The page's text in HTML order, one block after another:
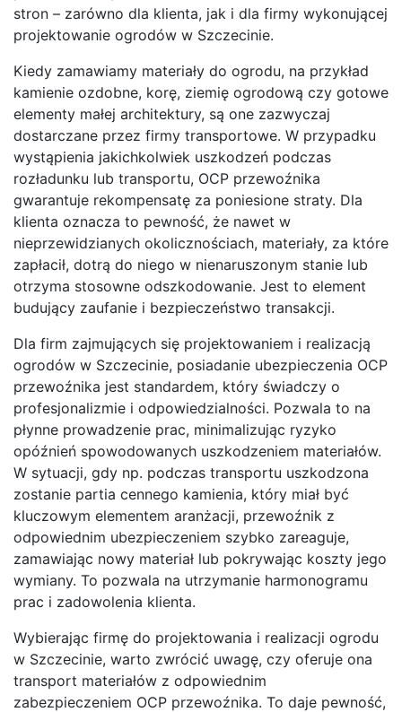
stron – zarówno dla klienta, jak i dla firmy wykonującej
projektowanie ogrodów w Szczecinie.
Kiedy zamawiamy materiały do ogrodu, na przykład
kamienie ozdobne, korę, ziemię ogrodową czy gotowe
elementy małej architektury, są one zazwyczaj
dostarczane przez firmy transportowe. W przypadku
wystąpienia jakichkolwiek uszkodzeń podczas
rozładunku lub transportu, OCP przewoźnika
gwarantuje rekompensatę za poniesione straty. Dla
klienta oznacza to pewność, że nawet w
nieprzewidzianych okolicznościach, materiały, za które
zapłacił, dotrą do niego w nienaruszonym stanie lub
otrzyma stosowne odszkodowanie. Jest to element
budujący zaufanie i bezpieczeństwo transakcji.
Dla firm zajmujących się projektowaniem i realizacją
ogrodów w Szczecinie, posiadanie ubezpieczenia OCP
przewoźnika jest standardem, który świadczy o
profesjonalizmie i odpowiedzialności. Pozwala to na
płynne prowadzenie prac, minimalizując ryzyko
opóźnień spowodowanych uszkodzeniem materiałów.
W sytuacji, gdy np. podczas transportu uszkodzona
zostanie partia cennego kamienia, który miał być
kluczowym elementem aranżacji, przewoźnik z
odpowiednim ubezpieczeniem szybko zareaguje,
zamawiając nowy materiał lub pokrywając koszty jego
wymiany. To pozwala na utrzymanie harmonogramu
prac i zadowolenia klienta.
Wybierając firmę do projektowania i realizacji ogrodu
w Szczecinie, warto zwrócić uwagę, czy oferuje ona
transport materiałów z odpowiednim
zabezpieczeniem OCP przewoźnika. To daje pewność,